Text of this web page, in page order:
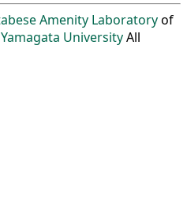
Amenity Laboratoryof
Yamagata UniversityAll